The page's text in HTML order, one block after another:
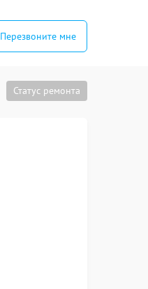
Перезвоните мне
Статус ремонта